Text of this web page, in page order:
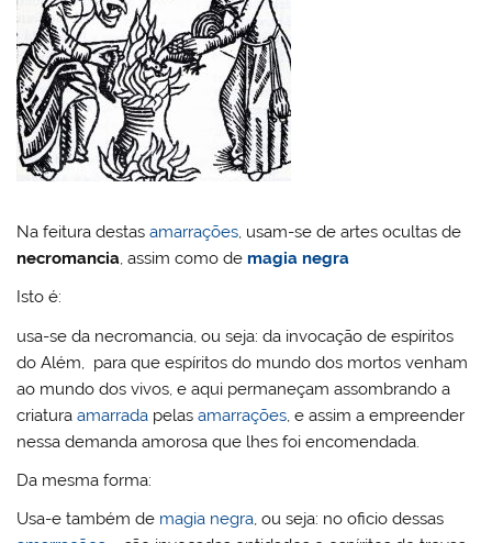
Na feitura destasamarrações, usam-se de artes ocultas de
necromancia, assim como de magia negra
Isto é:
usa-se da necromancia, ou seja: da invocação de espíritos
do Além, para que espíritos do mundo dos mortos venham
ao mundo dos vivos, e aqui permaneçam assombrando a
criaturaamarrada pelasamarrações , e assim a empreender
nessa demanda amorosa que lhes foi encomendada.
Da mesma forma:
Usa-e também de magia negra, ou seja: no oficio dessas